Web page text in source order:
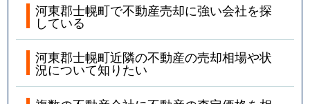
河東郡士幌町で不動産売却に強い会社を探
している
河東郡士幌町近隣の不動産の売却相場や状
況について知りたい